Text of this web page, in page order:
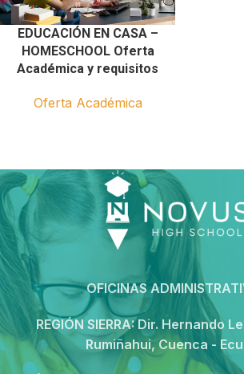
EDUCACIÓN EN CASA –
HOMESCHOOL Oferta
Académica y requisitos
Oferta Académica
OFICINAS
REGIÓN SIERRA:Dir. Hernando
Rumiñahui, Cuenca -